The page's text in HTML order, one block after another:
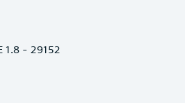
1.8 - 29152